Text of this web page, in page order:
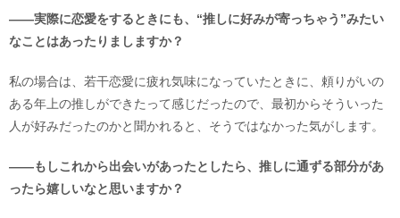
――実際に恋愛をするときにも、“推しに好みが寄っちゃう”みたい
なことはあったりましますか？
私の場合は、若干恋愛に疲れ気味になっていたときに、頼りがいの
ある年上の推しができたって感じだったので、最初からそういった
人が好みだったのかと聞かれると、そうではなかった気がします。
――もしこれから出会いがあったとしたら、推しに通ずる部分があ
ったら嬉しいなと思いますか？